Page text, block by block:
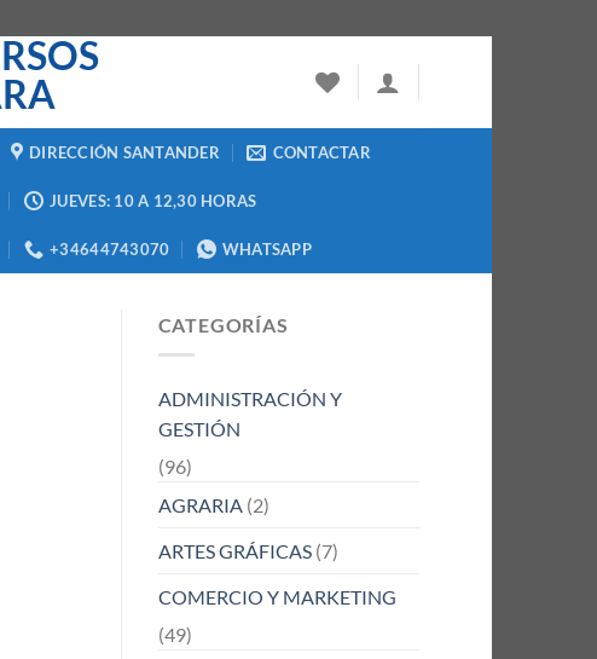
DIRECCIÓN SANTANDER CONTACTAR
JUEVES: 10 A 12,30 HORAS
+34644743070 WHATSAPP
CATEGORÍAS
ADMINISTRACIÓN Y
GESTIÓN
(96)
AGRARIA (2)
ARTES GRÁFICAS(7)
COMERCIO Y MARKETING
(49)